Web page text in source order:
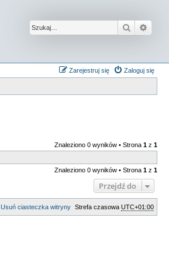
Szukaj
Zaloguj się
Zarejestruj się
Znaleziono 0 wyników • Strona 1 z 1
Znaleziono 0 wyników • Strona 1 z 1
Przejdź do
Strefa czasowa UTC+01:00
Usuń ciasteczka witryny